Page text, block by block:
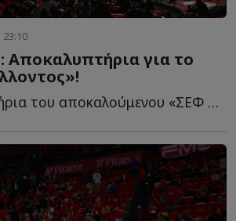
Αποκαλυπτήρια για το
Τα αποκαλυπτήρια του αποκαλούμενου «ΣΕΦ του μέλλοντος» θ...